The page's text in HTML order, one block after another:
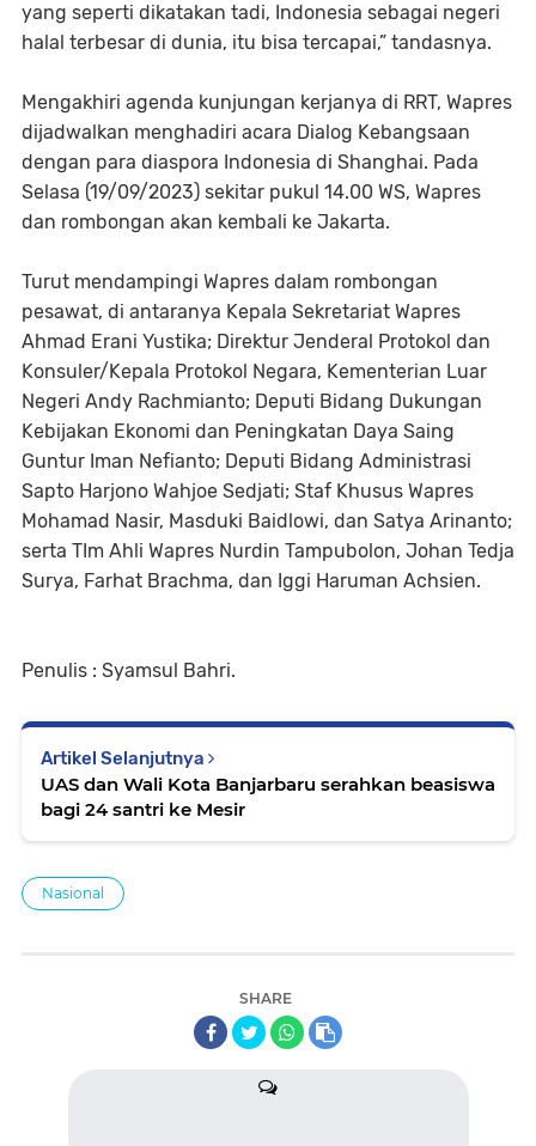
yang seperti dikatakan tadi, Indonesia sebagai negeri
halal terbesar di dunia, itu bisa tercapai,” tandasnya.
Mengakhiri agenda kunjungan kerjanya di RRT, Wapres
dijadwalkan menghadiri acara Dialog Kebangsaan
dengan para diaspora Indonesia di Shanghai. Pada
Selasa (19/09/2023) sekitar pukul 14.00 WS, Wapres
dan rombongan akan kembali ke Jakarta.
Turut mendampingi Wapres dalam rombongan
pesawat, di antaranya Kepala Sekretariat Wapres
Ahmad Erani Yustika; Direktur Jenderal Protokol dan
Konsuler/Kepala Protokol Negara, Kementerian Luar
Negeri Andy Rachmianto; Deputi Bidang Dukungan
Kebijakan Ekonomi dan Peningkatan Daya Saing
Guntur Iman Nefianto; Deputi Bidang Administrasi
Sapto Harjono Wahjoe Sedjati; Staf Khusus Wapres
Mohamad Nasir, Masduki Baidlowi, dan Satya Arinanto;
serta TIm Ahli Wapres Nurdin Tampubolon, Johan Tedja
Surya, Farhat Brachma, dan Iggi Haruman Achsien.
Penulis : Syamsul Bahri.
Artikel Selanjutnya
UAS dan Wali Kota Banjarbaru serahkan beasiswa
bagi 24 santri ke Mesir
Nasional
SHARE